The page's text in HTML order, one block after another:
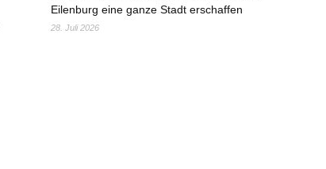
Eilenburg eine ganze Stadt erschaffen
28. Juli 2026